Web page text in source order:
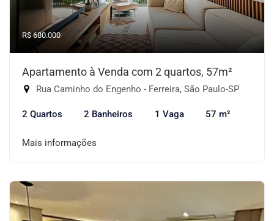
R$ 680.000
Apartamento à Venda com 2 quartos, 57m²
Rua Caminho do Engenho - Ferreira, São Paulo-SP
2 Quartos 2 Banheiros 1 Vaga 57 m²
Mais informações